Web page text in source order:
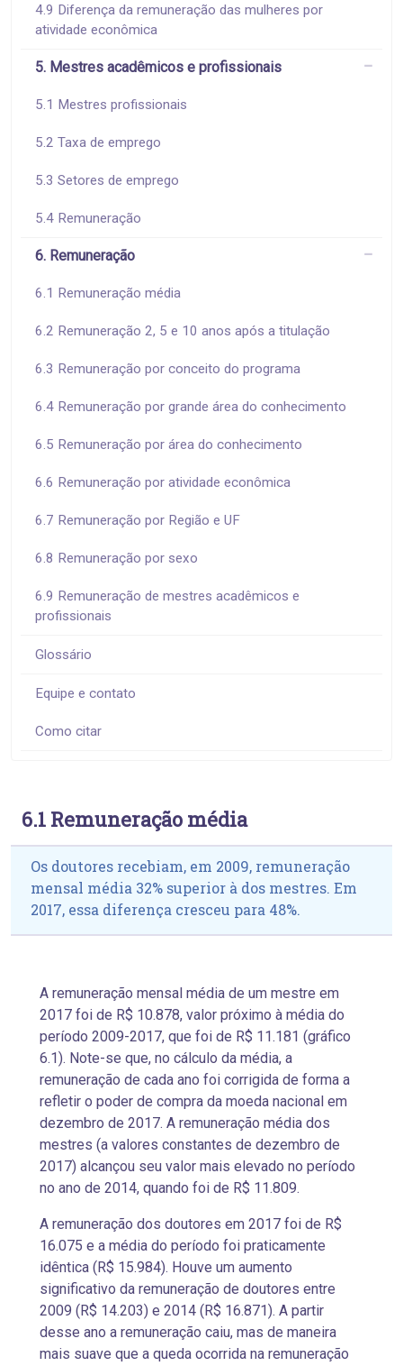
4.9 Diferença da remuneração das mulheres por
atividade econômica
5. Mestres acadêmicos e profissionais
5.1 Mestres profissionais
5.2 Taxa de emprego
5.3 Setores de emprego
5.4 Remuneração
6. Remuneração
6.1 Remuneração média
6.2 Remuneração 2, 5 e 10 anos após a titulação
6.3 Remuneração por conceito do programa
6.4 Remuneração por grande área do conhecimento
6.5 Remuneração por área do conhecimento
6.6 Remuneração por atividade econômica
6.7 Remuneração por Região e UF
6.8 Remuneração por sexo
6.9 Remuneração de mestres acadêmicos e
profissionais
Glossário
Equipe e contato
Como citar
6.1 Remuneração média
Os doutores recebiam, em 2009, remuneração
mensal média 32% superior à dos mestres. Em
2017, essa diferença cresceu para 48%.
A remuneração mensal média de um mestre em
2017 foi de R$ 10.878, valor próximo à média do
período 2009-2017, que foi de R$ 11.181 (gráfico
6.1). Note-se que, no cálculo da média, a
remuneração de cada ano foi corrigida de forma a
refletir o poder de compra da moeda nacional em
dezembro de 2017. A remuneração média dos
mestres (a valores constantes de dezembro de
2017) alcançou seu valor mais elevado no período
no ano de 2014, quando foi de R$ 11.809.
A remuneração dos doutores em 2017 foi de R$
16.075 e a média do período foi praticamente
idêntica (R$ 15.984). Houve um aumento
significativo da remuneração de doutores entre
2009 (R$ 14.203) e 2014 (R$ 16.871). A partir
desse ano a remuneração caiu, mas de maneira
mais suave que a queda ocorrida na remuneração